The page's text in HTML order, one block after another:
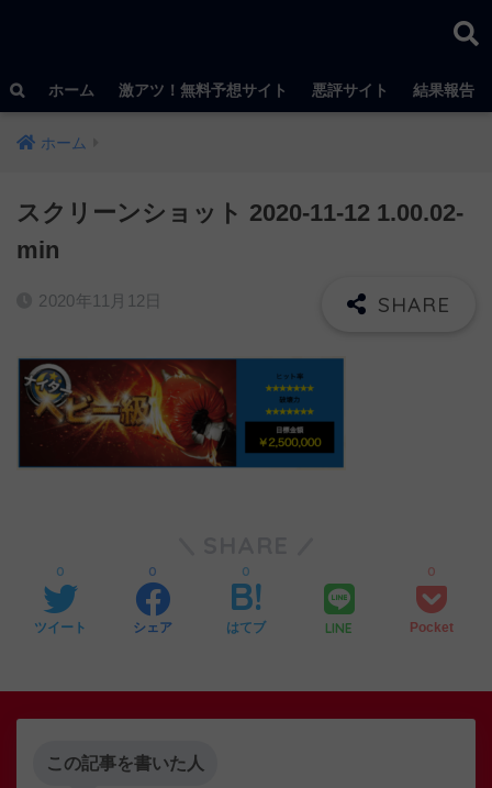
ホーム 激アツ！無料予想サイト 悪評サイト 結果報告
ホーム
スクリーンショット 2020-11-12 1.00.02-
min
2020年11月12日
ツイート
0
シェア
0
はてブ
0
LINE Pocket
0
この記事を書いた人